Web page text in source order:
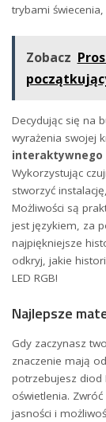
trybami
Zobacz
Decydując się na⁣
wyrażenia swojej
interaktywnego
Wykorzystując
stworzyć
Możliwości są
jest⁤ językiem, za
najpiękniejsze
odkryj, jakie
LED RGB!
Najlepsze
Gdy zaczynasz
znaczenie mają
potrzebujesz diod
oświetlenia.
jasności i